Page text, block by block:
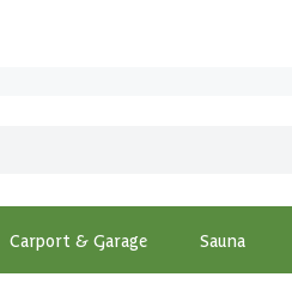
Carport & Garage Sauna